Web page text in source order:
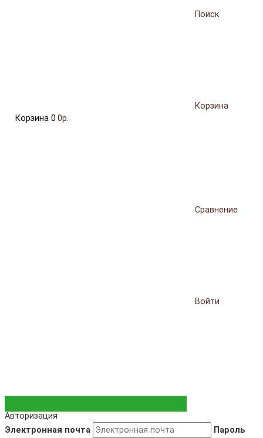
Поиск
Корзина
Корзина 0 0р.
Сравнение
Войти
Авторизация
Электронная почта
Пароль